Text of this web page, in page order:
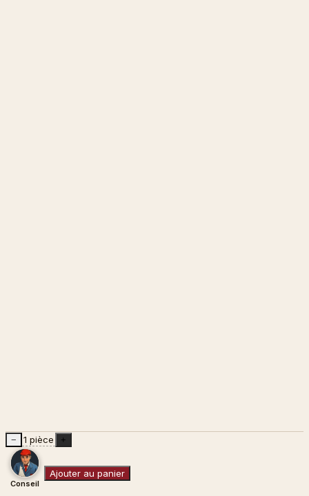
− 1 pièce +
Conseil
Ajouter au panier